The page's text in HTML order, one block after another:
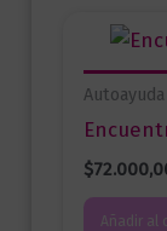
Autoayuda
$
Añadir al